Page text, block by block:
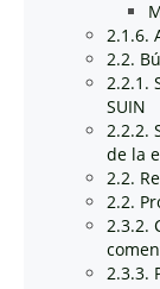
2.1.6.
2.2.
2.2.1.
SUIN
2.2.2.
de la
2.2.
2.2.
2.3.2.
2.3.3.